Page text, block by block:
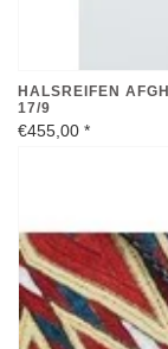
HALSREIFEN
17/9
€455,00 *